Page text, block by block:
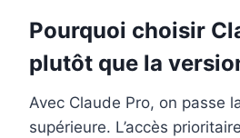
Pourquoi choisir
plutôt que la
Avec Claude Pro, on passe
supérieure. L’accès